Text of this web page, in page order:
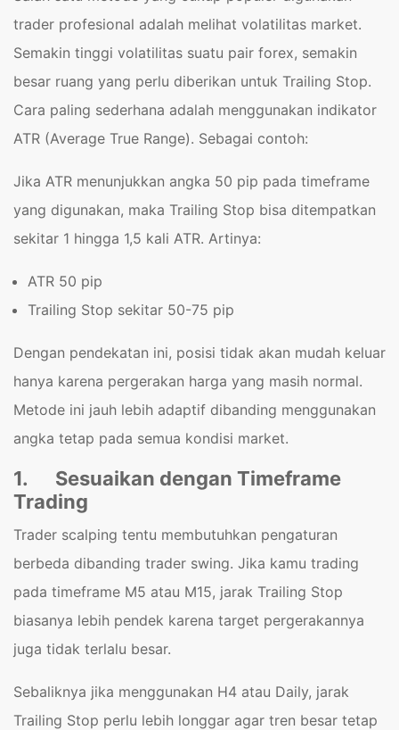
trader profesional adalah melihat volatilitas market.
Semakin tinggi volatilitas suatu pair forex, semakin
besar ruang yang perlu diberikan untuk Trailing Stop.
Cara paling sederhana adalah menggunakan indikator
ATR (Average True Range). Sebagai contoh:
Jika ATR menunjukkan angka 50 pip pada timeframe
yang digunakan, maka Trailing Stop bisa ditempatkan
sekitar 1 hingga 1,5 kali ATR. Artinya:
ATR 50 pip
Trailing Stop sekitar 50-75 pip
Dengan pendekatan ini, posisi tidak akan mudah keluar
hanya karena pergerakan harga yang masih normal.
Metode ini jauh lebih adaptif dibanding menggunakan
angka tetap pada semua kondisi market.
1.
Sesuaikan dengan Timeframe
Trading
Trader scalping tentu membutuhkan pengaturan
berbeda dibanding trader swing. Jika kamu trading
pada timeframe M5 atau M15, jarak Trailing Stop
biasanya lebih pendek karena target pergerakannya
juga tidak terlalu besar.
Sebaliknya jika menggunakan H4 atau Daily, jarak
Trailing Stop perlu lebih longgar agar tren besar tetap